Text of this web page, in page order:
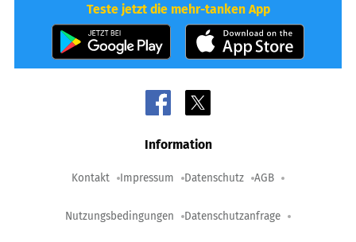
Teste jetzt die mehr-tanken App
Information
Kontakt Impressum Datenschutz AGB
Nutzungsbedingungen Datenschutzanfrage